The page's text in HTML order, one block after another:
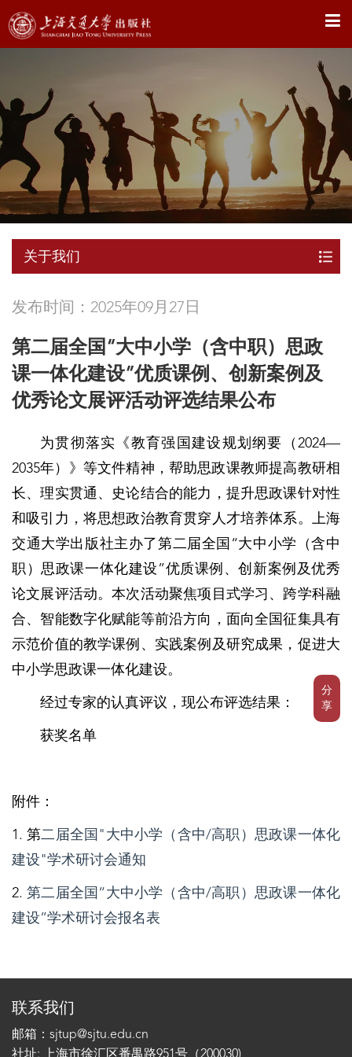
X
分
享
关于我们
发布时间：2025年09月27日
第二届全国“大中小学（含中职）思政
课一体化建设”优质课例、创新案例及
优秀论文展评活动评选结果公布
为贯彻落实《教育强国建设规划纲要（2024—
2035年）》等文件精神，帮助思政课教师提高教研相
长、理实贯通、史论结合的能力，提升思政课针对性
和吸引力，将思想政治教育贯穿人才培养体系。上海
交通大学出版社主办了第二届全国“大中小学（含中
职）思政课一体化建设”优质课例、创新案例及优秀
论文展评活动。本次活动聚焦项目式学习、跨学科融
合、智能数字化赋能等前沿方向，面向全国征集具有
示范价值的教学课例、实践案例及研究成果，促进大
中小学思政课一体化建设。
经过专家的认真评议，现公布评选结果：
获奖名单
附件：
1.第二届全国"大中小学（含中/高职）思政课一体化
建设"学术研讨会通知
2.第二届全国“大中小学（含中/高职）思政课一体化
建设”学术研讨会报名表
联系我们
邮箱：sjtup@sjtu.edu.cn